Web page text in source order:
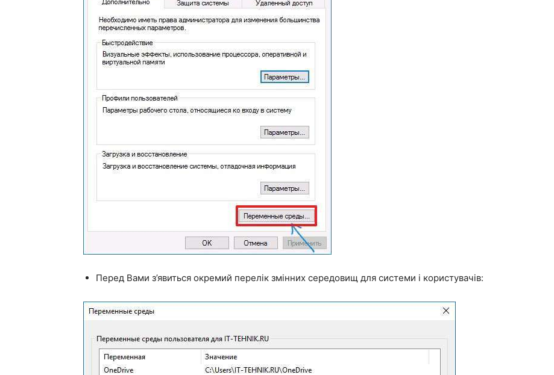
Перед Вами з’явиться окремий перелік змінних середовищ для системи і користувачів: